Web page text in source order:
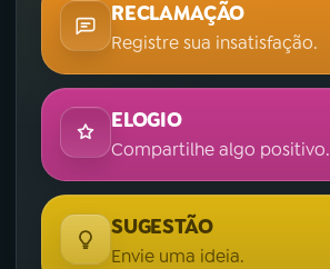
RECLAMAÇÃO
Registre sua insatisfação.
ELOGIO
Compartilhe algo positivo.
SUGESTÃO
Envie uma ideia.